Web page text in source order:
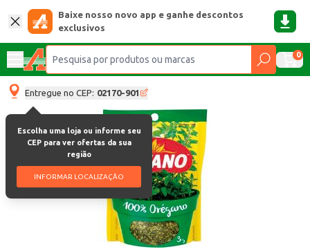
Baixe nosso novo app e ganhe descontos
exclusivos
0
Entregue no CEP: 02170-901
Escolha uma loja ou informe seu
CEP para ver ofertas da sua
região
INFORMAR LOCALIZAÇÃO